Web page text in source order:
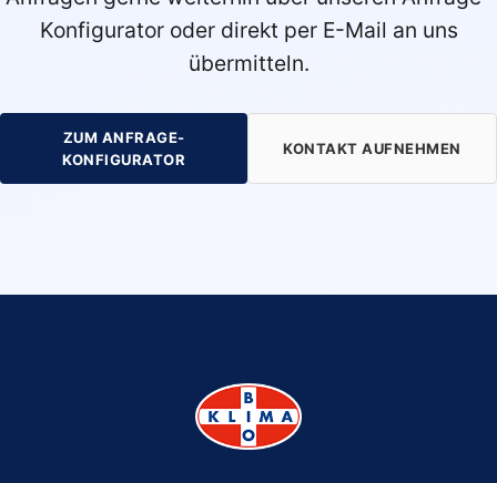
Konfigurator oder direkt per E-Mail an uns
übermitteln.
ZUM ANFRAGE-
KONFIGURATOR
KONTAKT AUFNEHMEN